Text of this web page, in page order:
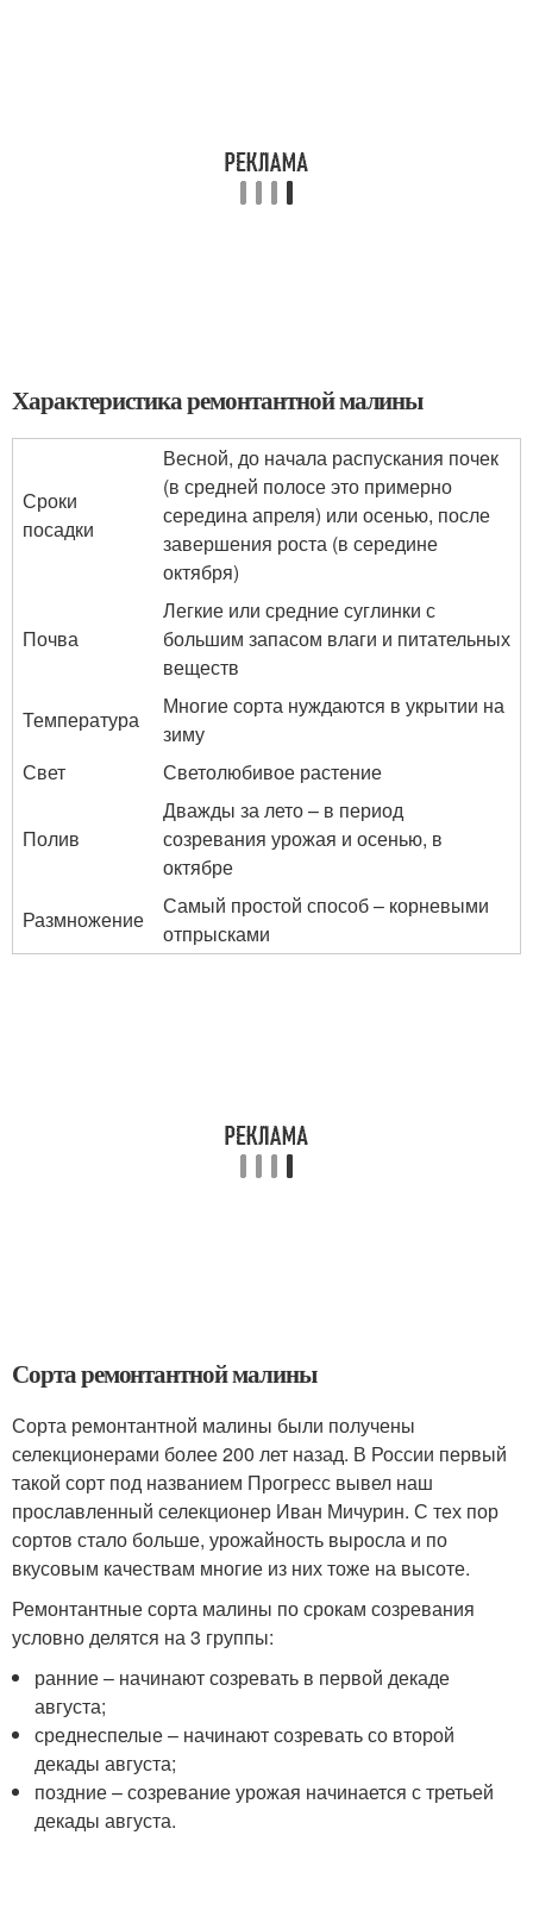
Характеристика ремонтантной малины
Сроки
посадки
Весной, до начала распускания почек
(в средней полосе это примерно
середина апреля) или осенью, после
завершения роста (в середине
октября)
Почва
Легкие или средние суглинки с
большим запасом влаги и питательных
веществ
Температура
Многие сорта нуждаются в укрытии на
зиму
Свет
Светолюбивое растение
Полив
Дважды за лето – в период
созревания урожая и осенью, в
октябре
Размножение
Самый простой способ – корневыми
отпрысками
Сорта ремонтантной малины
Сорта ремонтантной малины были получены
селекционерами более 200 лет назад. В России первый
такой сорт под названием Прогресс вывел наш
прославленный селекционер Иван Мичурин. С тех пор
сортов стало больше, урожайность выросла и по
вкусовым качествам многие из них тоже на высоте.
Ремонтантные сорта малины по срокам созревания
условно делятся на 3 группы:
ранние – начинают созревать в первой декаде
августа;
среднеспелые – начинают созревать со второй
декады августа;
поздние – созревание урожая начинается с третьей
декады августа.